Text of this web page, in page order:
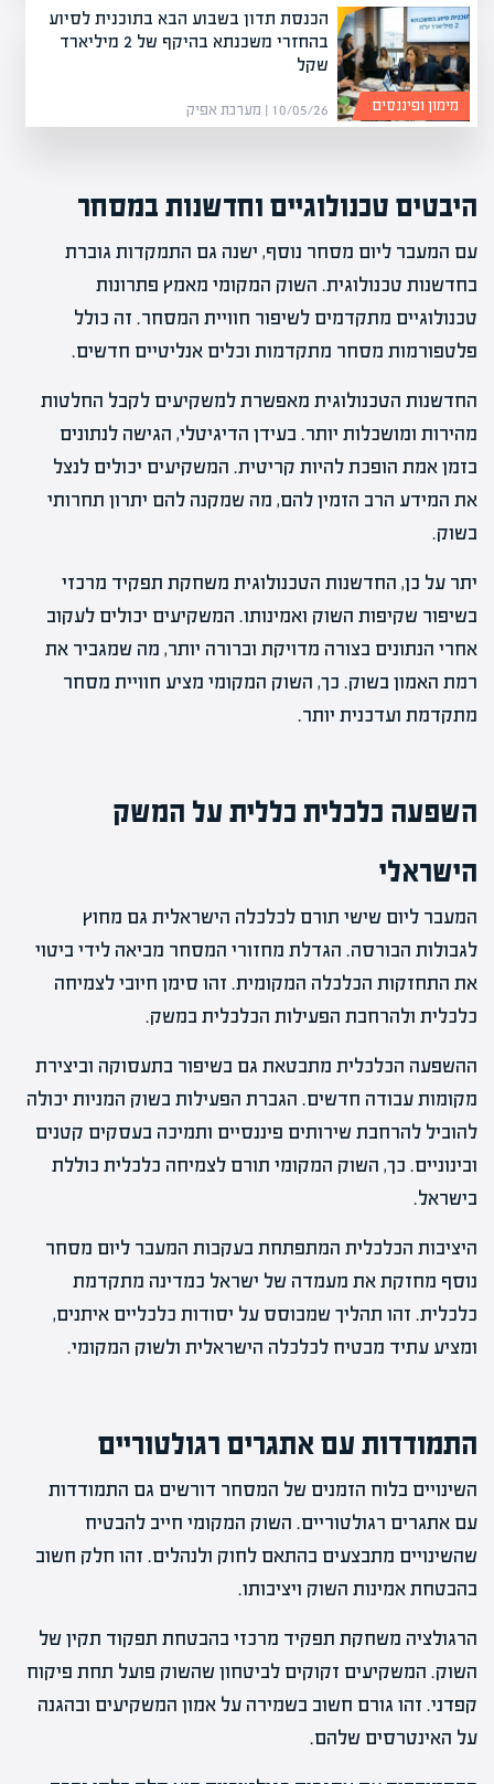
הכנסת תדון בשבוע הבא בתוכנית לסיוע
בהחזרי משכנתא בהיקף של 2 מיליארד
שקל
10/05/26 | מערכת אפיק מימון ופיננסים
היבטים טכנולוגיים וחדשנות במסחר
עם המעבר ליום מסחר נוסף, ישנה גם התמקדות גוברת
בחדשנות טכנולוגית. השוק המקומי מאמץ פתרונות
טכנולוגיים מתקדמים לשיפור חוויית המסחר. זה כולל
פלטפורמות מסחר מתקדמות וכלים אנליטיים חדשים.
החדשנות הטכנולוגית מאפשרת למשקיעים לקבל החלטות
מהירות ומושכלות יותר. בעידן הדיגיטלי, הגישה לנתונים
בזמן אמת הופכת להיות קריטית. המשקיעים יכולים לנצל
את המידע הרב הזמין להם, מה שמקנה להם יתרון תחרותי
בשוק.
יתר על כן, החדשנות הטכנולוגית משחקת תפקיד מרכזי
בשיפור שקיפות השוק ואמינותו. המשקיעים יכולים לעקוב
אחרי הנתונים בצורה מדויקת וברורה יותר, מה שמגביר את
רמת האמון בשוק. כך, השוק המקומי מציע חוויית מסחר
מתקדמת ועדכנית יותר.
השפעה כלכלית כללית על המשק
הישראלי
המעבר ליום שישי תורם לכלכלה הישראלית גם מחוץ
לגבולות הבורסה. הגדלת מחזורי המסחר מביאה לידי ביטוי
את התחזקות הכלכלה המקומית. זהו סימן חיובי לצמיחה
כלכלית ולהרחבת הפעילות הכלכלית במשק.
ההשפעה הכלכלית מתבטאת גם בשיפור בתעסוקה וביצירת
מקומות עבודה חדשים. הגברת הפעילות בשוק המניות יכולה
להוביל להרחבת שירותים פיננסיים ותמיכה בעסקים קטנים
ובינוניים. כך, השוק המקומי תורם לצמיחה כלכלית כוללת
בישראל.
היציבות הכלכלית המתפתחת בעקבות המעבר ליום מסחר
נוסף מחזקת את מעמדה של ישראל כמדינה מתקדמת
כלכלית. זהו תהליך שמבוסס על יסודות כלכליים איתנים,
ומציע עתיד מבטיח לכלכלה הישראלית ולשוק המקומי.
התמודדות עם אתגרים רגולטוריים
השינויים בלוח הזמנים של המסחר דורשים גם התמודדות
עם אתגרים רגולטוריים. השוק המקומי חייב להבטיח
שהשינויים מתבצעים בהתאם לחוק ולנהלים. זהו חלק חשוב
בהבטחת אמינות השוק ויציבותו.
הרגולציה משחקת תפקיד מרכזי בהבטחת תפקוד תקין של
השוק. המשקיעים זקוקים לביטחון שהשוק פועל תחת פיקוח
קפדני. זהו גורם חשוב בשמירה על אמון המשקיעים ובהגנה
על האינטרסים שלהם.